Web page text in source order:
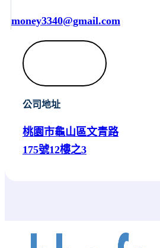
money3340@gmail.com
公司地址
桃園市龜山區文青路
175號12樓之3